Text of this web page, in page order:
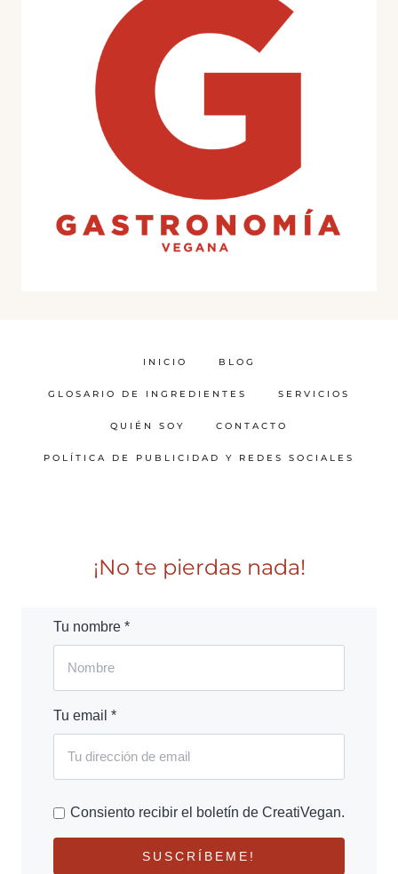
INICIO BLOG
GLOSARIO DE INGREDIENTES SERVICIOS
QUIÉN SOY CONTACTO
POLÍTICA DE PUBLICIDAD Y REDES SOCIALES
¡No te pierdas nada!
Tu nombre *
Tu email *
Consiento recibir el boletín de CreatiVegan.
SUSCRÍBEME!